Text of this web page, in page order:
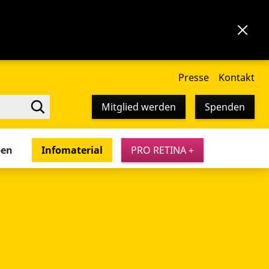
Presse Kontakt
Mitglied werden Spenden
Infomaterial PRO RETINA +